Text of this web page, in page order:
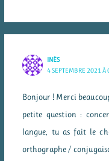
INÈS
4 SEPTEMBRE 2021 À
Bonjour ! Merci
petite question :
langue, tu as fait le
orthographe /